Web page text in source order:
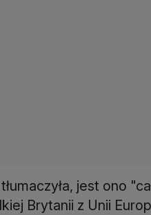
jest ono
Brytanii z Unii